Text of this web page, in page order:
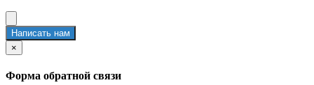
Написать нам
×
Форма обратной связи